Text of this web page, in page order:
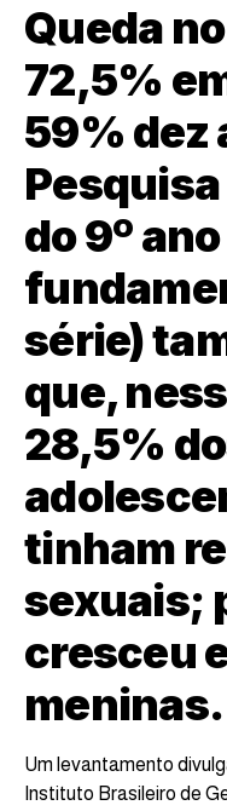
Queda
72,5%
59% dez
do 9º
série)
que,
28,5%
tinham
sexuais;
cresceu
meninas.
Um levantamento
Instituto Brasileiro de